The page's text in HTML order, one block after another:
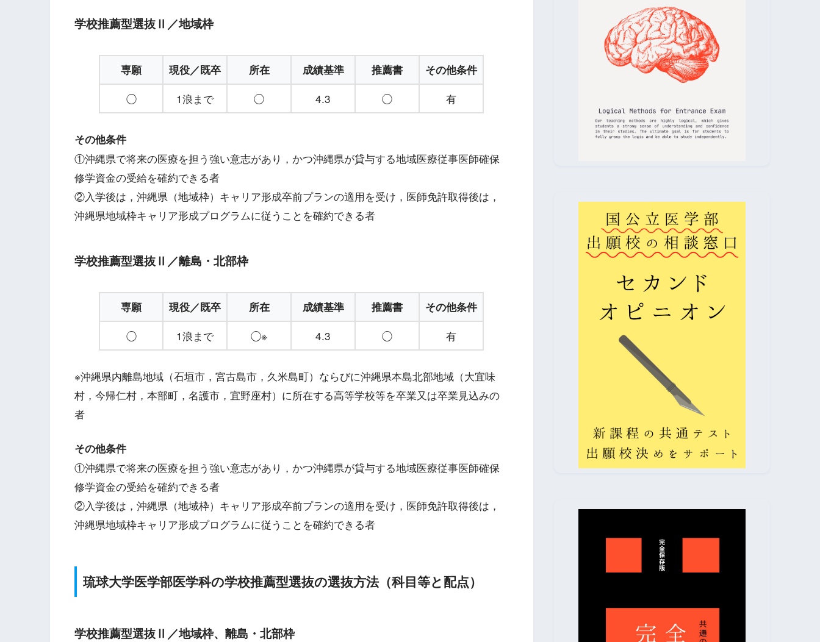
学校推薦型選抜Ⅱ／地域枠
専願 現役／既卒 所在 成績基準 推薦書 その他条件
◯ 1浪まで ◯ 4.3 ◯ 有
その他条件
①沖縄県で将来の医療を担う強い意志があり，かつ沖縄県が貸与する地域医療従事医師確保
修学資金の受給を確約できる者
②入学後は，沖縄県（地域枠）キャリア形成卒前プランの適用を受け，医師免許取得後は，
沖縄県地域枠キャリア形成プログラムに従うことを確約できる者
学校推薦型選抜Ⅱ／離島・北部枠
専願 現役／既卒 所在 成績基準 推薦書 その他条件
◯ 1浪まで ◯※ 4.3 ◯ 有
※沖縄県内離島地域（石垣市，宮古島市，久米島町）ならびに沖縄県本島北部地域（大宜味
村，今帰仁村，本部町，名護市，宜野座村）に所在する高等学校等を卒業又は卒業見込みの
者
その他条件
①沖縄県で将来の医療を担う強い意志があり，かつ沖縄県が貸与する地域医療従事医師確保
修学資金の受給を確約できる者
②入学後は，沖縄県（地域枠）キャリア形成卒前プランの適用を受け，医師免許取得後は，
沖縄県地域枠キャリア形成プログラムに従うことを確約できる者
琉球大学医学部医学科の学校推薦型選抜の選抜方法（科目等と配点）
学校推薦型選抜Ⅱ／地域枠、離島・北部枠